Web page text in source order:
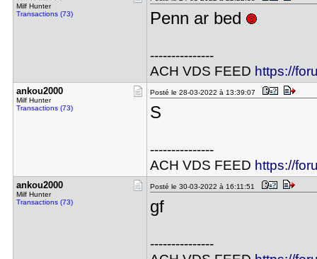
Milf Hunter
Transactions (73)
Penn ar bed
---------------
ACH VDS FEED https://
ankou2000
Milf Hunter
Transactions (73)
Posté le 28-03-2022 à 13:39:07
S
---------------
ACH VDS FEED https://
ankou2000
Milf Hunter
Transactions (73)
Posté le 30-03-2022 à 16:11:51
gf
---------------